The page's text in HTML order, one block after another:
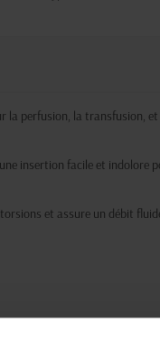
la perfusion, la transfusion, et
insertion facile et indolore
et assure un débit
pratique.